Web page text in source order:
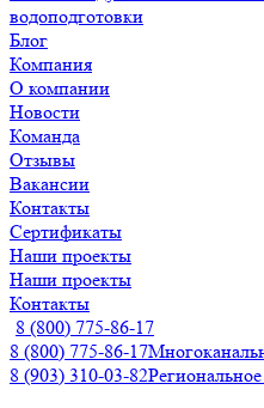
водоподготовки
Блог
Компания
О компании
Новости
Команда
Отзывы
Вакансии
Контакты
Сертификаты
Наши проекты
Наши проекты
Контакты
8 (800) 775-86-17
8 (800) 775-86-17
8 (903) 310-03-82